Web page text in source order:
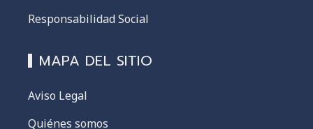
Responsabilidad Social
MAPA DEL SITIO
Aviso Legal
Quiénes somos